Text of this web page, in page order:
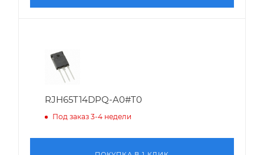
RJH65T14DPQ-A0#T0
Под заказ 3-4 недели